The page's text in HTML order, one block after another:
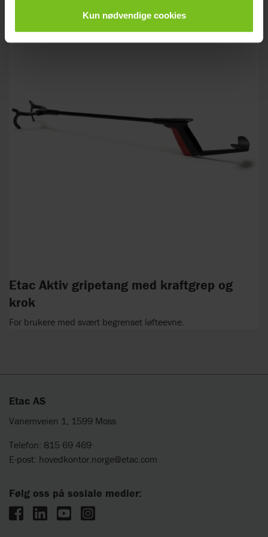
Kun nødvendige cookies
Etac Aktiv gripetang med kraftgrep og
krok
For brukere med svært begrenset løfteevne.
Etac AS
Vanemveien 1, 1599 Moss
Telefon: 815 69 469
E-post: hovedkontor.norge@etac.com
Følg oss på sosiale medier: